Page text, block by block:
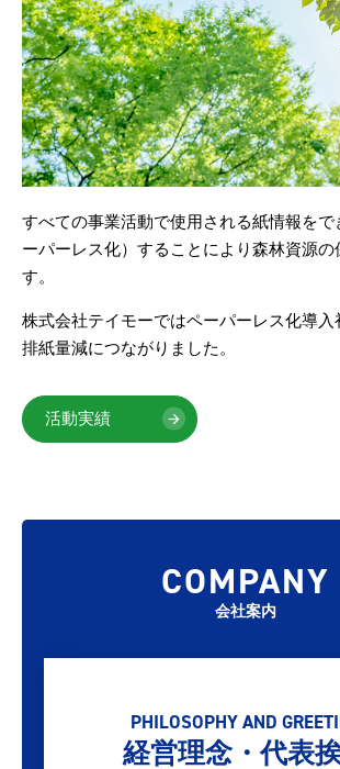
すべての事業活動で使用される紙情報を
ーパーレス化）することにより森林資源の
す。
株式会社テイモーではペーパーレス化導入
排紙量減につながりました。
活動実績
COMPANY
会社案内
PHILOSOPHY AND
経営理念・代表